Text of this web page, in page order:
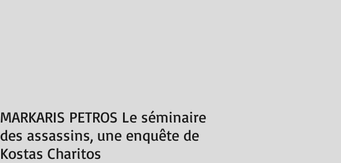
MARKARIS PETROS Le séminaire
des assassins, une enquête de
Kostas Charitos